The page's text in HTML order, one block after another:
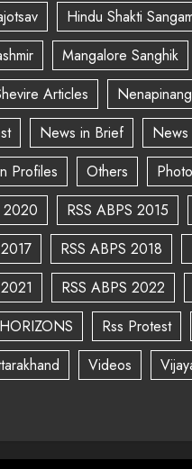
Hindu Shakti
Mangalore Sanghik
Articles
News in Brief
Profiles
Others
2020
RSS ABPS 2015
RSS ABPS 2018
RSS ABPS 2022
Rss Protest
Videos